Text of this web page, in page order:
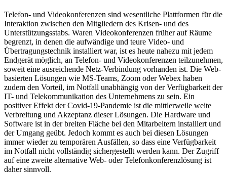
Telefon- und Videokonferenzen sind wesentliche Plattformen für die
Interaktion zwischen den Mitgliedern des Krisen- und des
Unterstützungsstabs. Waren Videokonferenzen früher auf Räume
begrenzt, in denen die aufwändige und teure Video- und
Übertragungstechnik installiert war, ist es heute nahezu mit jedem
Endgerät möglich, an Telefon- und Videokonferenzen teilzunehmen,
soweit eine ausreichende Netz-Verbindung vorhanden ist. Die Web-
basierten Lösungen wie MS-Teams, Zoom oder Webex haben
zudem den Vorteil, im Notfall unabhängig von der Verfügbarkeit der
IT- und Telekommunikation des Unternehmens zu sein. Ein
positiver Effekt der Covid-19-Pandemie ist die mittlerweile weite
Verbreitung und Akzeptanz dieser Lösungen. Die Hardware und
Software ist in der breiten Fläche bei den Mitarbeitern installiert und
der Umgang geübt. Jedoch kommt es auch bei diesen Lösungen
immer wieder zu temporären Ausfällen, so dass eine Verfügbarkeit
im Notfall nicht vollständig sichergestellt werden kann. Der Zugriff
auf eine zweite alternative Web- oder Telefonkonferenzlösung ist
daher sinnvoll.